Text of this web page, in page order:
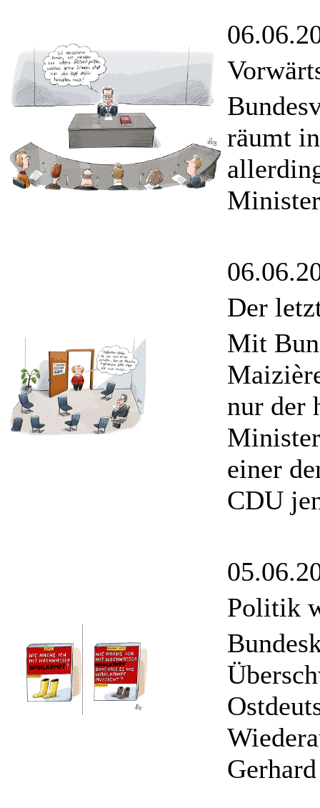
räumt
Der
Mit
nur der
einer
CDU
Politik